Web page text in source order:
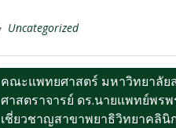
Uncategorized
คณะแพทยศาสตร์ มหาวิทยาลัย
ศาสตราจารย์ ดร.นายแพทย์พร
เชี่ยวชาญสาขาพยาธิวิทยาคลินิ